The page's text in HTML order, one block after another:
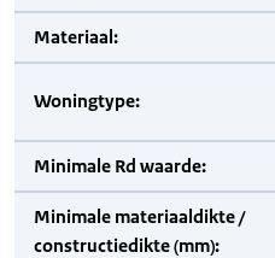
Materiaal:
Woningtype:
Minimale Rd waarde:
Minimale materiaaldikte /
constructiedikte (mm):